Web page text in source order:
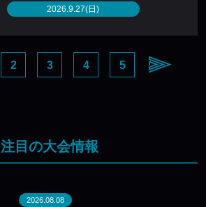
2026.9.27(日)
2 3 4 5
注目の大会情報
2026.08.08